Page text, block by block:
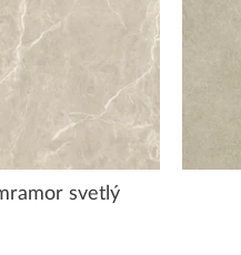
svetlý